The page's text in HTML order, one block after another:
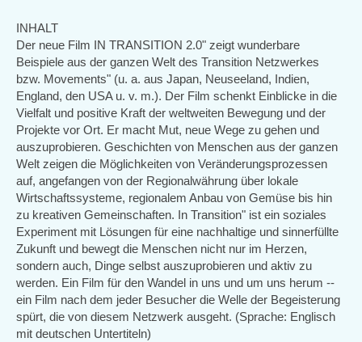
INHALT
Der neue Film IN TRANSITION 2.0" zeigt wunderbare
Beispiele aus der ganzen Welt des Transition Netzwerkes
bzw. Movements" (u. a. aus Japan, Neuseeland, Indien,
England, den USA u. v. m.). Der Film schenkt Einblicke in die
Vielfalt und positive Kraft der weltweiten Bewegung und der
Projekte vor Ort. Er macht Mut, neue Wege zu gehen und
auszuprobieren. Geschichten von Menschen aus der ganzen
Welt zeigen die Möglichkeiten von Veränderungsprozessen
auf, angefangen von der Regionalwährung über lokale
Wirtschaftssysteme, regionalem Anbau von Gemüse bis hin
zu kreativen Gemeinschaften. In Transition" ist ein soziales
Experiment mit Lösungen für eine nachhaltige und sinnerfüllte
Zukunft und bewegt die Menschen nicht nur im Herzen,
sondern auch, Dinge selbst auszuprobieren und aktiv zu
werden. Ein Film für den Wandel in uns und um uns herum --
ein Film nach dem jeder Besucher die Welle der Begeisterung
spürt, die von diesem Netzwerk ausgeht. (Sprache: Englisch
mit deutschen Untertiteln)